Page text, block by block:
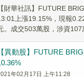
【財華社訊】FUTURE
上漲19.15%，現報
。成交503萬股，涉資107
【異動股】FUTURE
年02月17日 上午11:28